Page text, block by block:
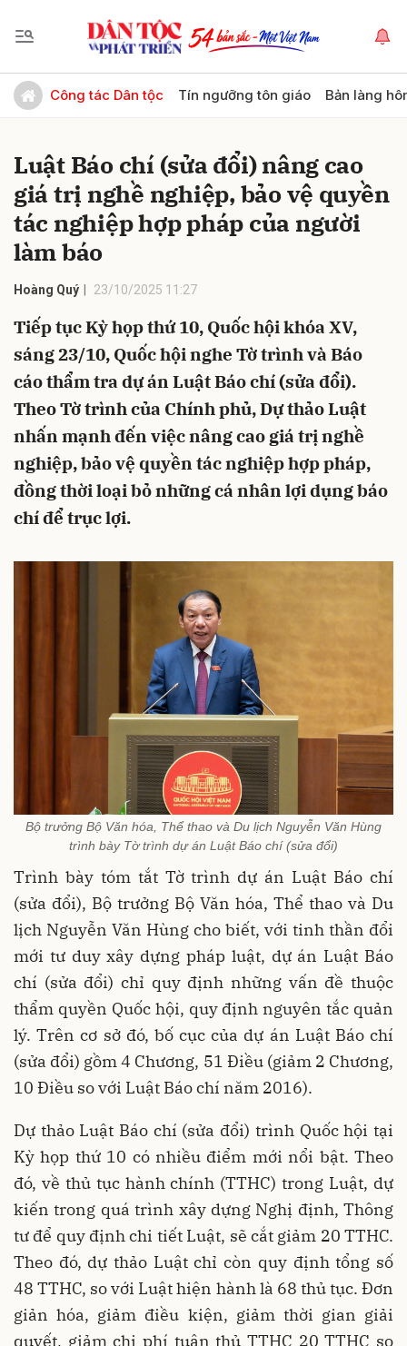
Công tác Dân tộc Tín ngưỡng tôn giáo Bản làng
Luật Báo chí (sửa đổi) nâng cao
giá trị nghề nghiệp, bảo vệ quyền
tác nghiệp hợp pháp của người
làm báo
Hoàng Quý 23/10/2025 11:27
Tiếp tục Kỳ họp thứ 10, Quốc hội khóa XV,
sáng 23/10, Quốc hội nghe Tờ trình và Báo
cáo thẩm tra dự án Luật Báo chí (sửa đổi).
Theo Tờ trình của Chính phủ, Dự thảo Luật
nhấn mạnh đến việc nâng cao giá trị nghề
nghiệp, bảo vệ quyền tác nghiệp hợp pháp,
đồng thời loại bỏ những cá nhân lợi dụng báo
chí để trục lợi.
Bộ trưởng Bộ Văn hóa, Thể thao và Du lịch Nguyễn Văn Hùng
trình bày Tờ trình dự án Luật Báo chí (sửa đổi)
Trình bày tóm tắt Tờ trình dự án Luật Báo chí
(sửa đổi), Bộ trưởng Bộ Văn hóa, Thể thao và Du
lịch Nguyễn Văn Hùng cho biết, với tinh thần đổi
mới tư duy xây dựng pháp luật, dự án Luật Báo
chí (sửa đổi) chỉ quy định những vấn đề thuộc
thẩm quyền Quốc hội, quy định nguyên tắc quản
lý. Trên cơ sở đó, bố cục của dự án Luật Báo chí
(sửa đổi) gồm 4 Chương, 51 Điều (giảm 2 Chương,
10 Điều so với Luật Báo chí năm 2016).
Dự thảo Luật Báo chí (sửa đổi) trình Quốc hội tại
Kỳ họp thứ 10 có nhiều điểm mới nổi bật. Theo
đó, về thủ tục hành chính (TTHC) trong Luật, dự
kiến trong quá trình xây dựng Nghị định, Thông
tư để quy định chi tiết Luật, sẽ cắt giảm 20 TTHC.
Theo đó, dự thảo Luật chỉ còn quy định tổng số
48 TTHC, so với Luật hiện hành là 68 thủ tục. Đơn
giản hóa, giảm điều kiện, giảm thời gian giải
quyết, giảm chi phí tuân thủ TTHC 20 TTHC so
Gửi bình luận